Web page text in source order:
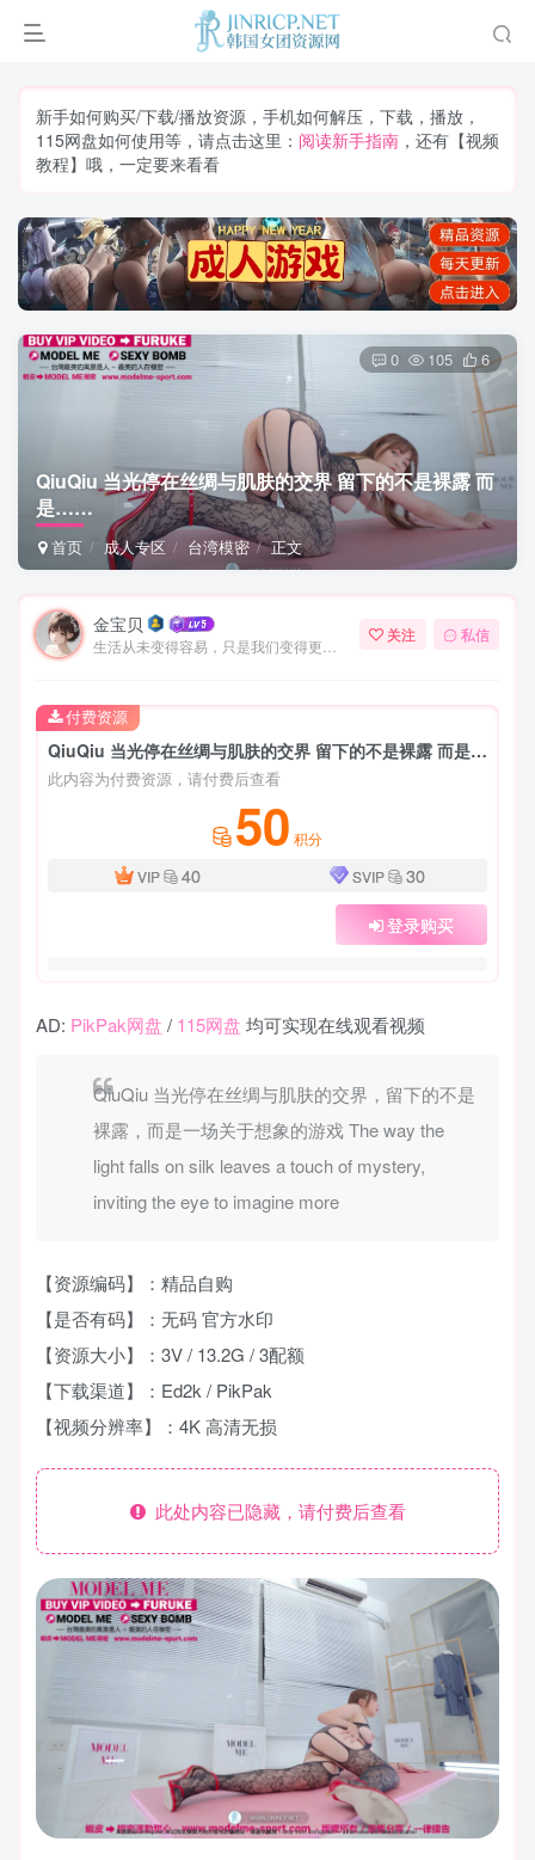
新手如何购买/下载/播放资源，手机如何解压，下载，播放，
115网盘如何使用等，请点击这里： 阅读新手指南 ，还有【视频
教程】哦，一定要来看看
QiuQiu 当光停在丝绸与肌肤的交界 留下的不是裸露 而
是……
首页 成人专区 台湾模密 正文
0 105 6
金宝贝 关注 私信
QiuQiu 当光停在丝绸与肌肤的交界 留下的不是裸露 而是……
此内容为付费资源，请付费后查看
50 积分
VIP
40 SVIP 30
登录购买
付费资源
AD: PikPak网盘 / 115网盘 均可实现在线观看视频
QiuQiu 当光停在丝绸与肌肤的交界，留下的不是
裸露，而是一场关于想象的游戏 The way the
light falls on silk leaves a touch of mystery,
inviting the eye to imagine more
【资源编码】：精品自购
【是否有码】：无码 官方水印
【资源大小】：3V / 13.2G / 3配额
【下载渠道】：Ed2k / PikPak
【视频分辨率】：4K 高清无损
此处内容已隐藏，请付费后查看